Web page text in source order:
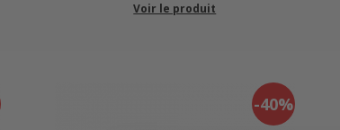
Voir le produit
-40%